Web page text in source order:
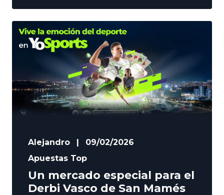
no es diferente a los últimos duelos
ligueros en el Bernabéu. A falta de
fútbol, los resultados parecen estar
llegando, aunque la Real no se
Alejandro |
09/02/2026
Apuestas Top
Un mercado especial para el
Derbi Vasco de San Mamés